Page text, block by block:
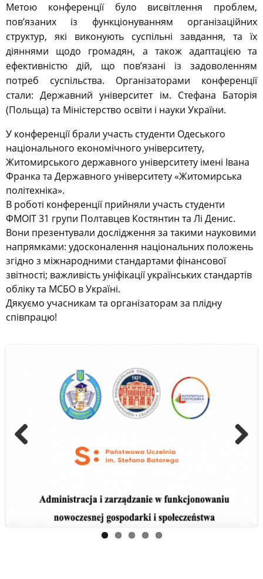
Метою конференції було висвітлення проблем,
пов’язаних із функціонуванням організаційних
структур, які виконують суспільні завдання, та їх
діяннями щодо громадян, а також адаптацією та
ефективністю дій, що пов’язані із задоволенням
потреб суспільства. Організаторами конференції
стали: Державний університет ім. Стефана Баторія
(Польща) та Міністерство освіти і науки України.
У конференції брали участь студенти Одеського
національного економічного університету,
Житомирського державного університету імені Івана
Франка та Державного університету «Житомирська
політехніка».
В роботі конференції прийняли участь студенти
ФМОІТ 31 групи Полтавцев Костянтин та Лі Денис.
Вони презентували дослідження за такими науковими
напрямками: удосконалення національних положень
згідно з міжнародними стандартами фінансової
звітності; важливість уніфікації українських стандартів
обліку та МСБО в Україні.
Дякуємо учасникам та організаторам за плідну
співпрацю!